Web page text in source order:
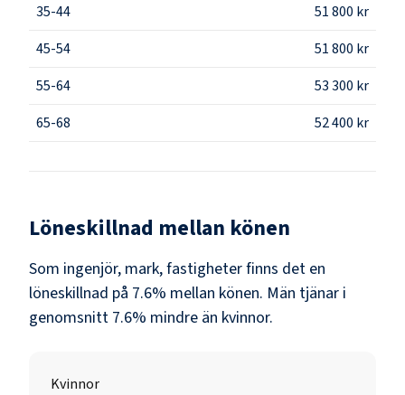
35-44
51 800 kr
45-54
51 800 kr
55-64
53 300 kr
65-68
52 400 kr
Löneskillnad mellan könen
Som ingenjör, mark, fastigheterfinns det en
löneskillnad på 7.6% mellan könen. Män tjänar i
genomsnitt 7.6% mindre än kvinnor.
Kvinnor